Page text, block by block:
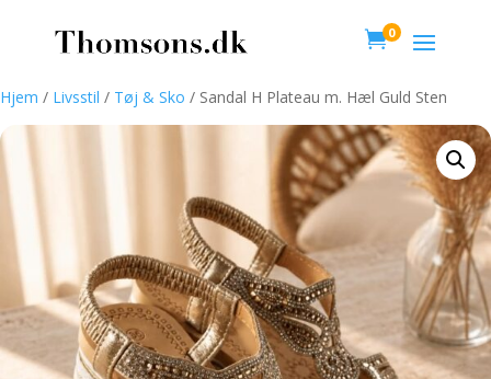
0
Hjem / Livsstil / Tøj & Sko / Sandal H Plateau m. Hæl Guld Sten